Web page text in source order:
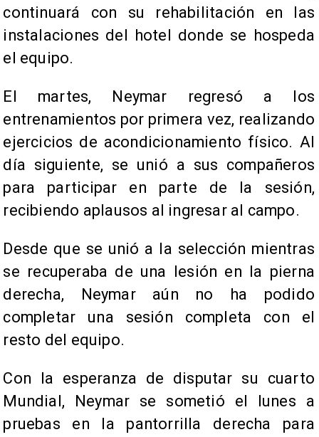
continuará con su rehabilitación en las
instalaciones del hotel donde se hospeda
el equipo.
El martes, Neymar regresó a los
entrenamientos por primera vez, realizando
ejercicios de acondicionamiento físico. Al
día siguiente, se unió a sus compañeros
para participar en parte de la sesión,
recibiendo aplausos al ingresar al campo.
Desde que se unió a la selección mientras
se recuperaba de una lesión en la pierna
derecha, Neymar aún no ha podido
completar una sesión completa con el
resto del equipo.
Con la esperanza de disputar su cuarto
Mundial, Neymar se sometió el lunes a
pruebas en la pantorrilla derecha para